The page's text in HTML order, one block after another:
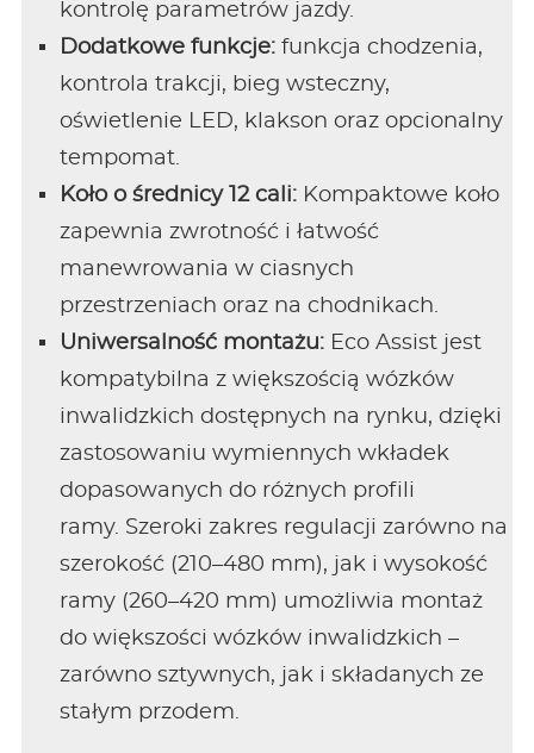
kontrolę parametrów jazdy.
Dodatkowe funkcje:funkcja chodzenia,
kontrola trakcji, bieg wsteczny,
oświetlenie LED, klakson oraz opcionalny
tempomat.
Koło o średnicy 12 cali: Kompaktowe koło
zapewnia zwrotność i łatwość
manewrowania w ciasnych
przestrzeniach oraz na chodnikach.
Uniwersalność montażu: Eco Assist jest
kompatybilna z większością wózków
inwalidzkich dostępnych na rynku, dzięki
zastosowaniu wymiennych wkładek
dopasowanych do różnych profili
ramy. Szeroki zakres regulacji zarówno na
szerokość (210–480 mm), jak i wysokość
ramy (260–420 mm) umożliwia montaż
do większości wózków inwalidzkich –
zarówno sztywnych, jak i składanych ze
stałym przodem.